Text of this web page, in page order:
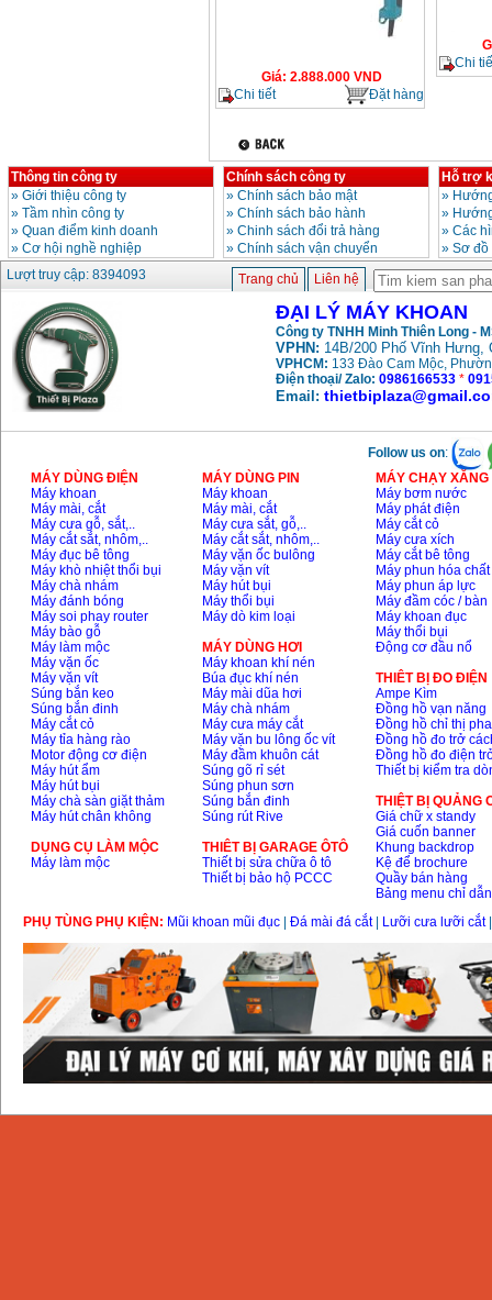
Giá: 2.888.000VND
Chi tiết
Đặt hàng
Chi
Thông tin công ty
» Giới thiệu công ty
» Tầm nhìn công ty
» Quan điểm kinh doanh
» Cơ hội nghề nghiệp
Chính sách công ty
» Chính sách bảo mật
» Chính sách bảo hành
» Chinh sách đổi trả hàng
» Chính sách vận chuyển
Hỗ trợ
»
»
» Các
» Sơ
Lượt truy cập: 8394093
Trang chủ Liên hệ
ĐẠI LÝ MÁY KHOAN
Công ty TNHH Minh Thiên Long -
VPHN: 14B/200 Phố Vĩnh Hưng,
VPHCM: 133 Đào Cam Mộc,
Điện thoại/ Zalo: 0986166533 *
Email:
Follow us on:
MÁY DÙNG ĐIỆN
Máy khoan
Máy mài, cắt
Máy cưa gỗ, sắt,..
Máy cắt sắt, nhôm,..
Máy đục bê tông
Máy khò nhiệt thổi bụi
Máy chà nhám
Máy đánh bóng
Máy soi phay router
Máy bào gỗ
Máy làm mộc
Máy vặn ốc
Máy vặn vít
Súng bắn keo
Súng bắn đinh
Máy cắt cỏ
Máy tỉa hàng rào
Motor động cơ điện
Máy hút ẩm
Máy hút bụi
Máy chà sàn giặt thảm
Máy hút chân không
DỤNG CỤ LÀM MỘC
Máy làm mộc
MÁY DÙNG PIN
Máy khoan
Máy mài, cắt
Máy cưa sắt, gỗ,..
Máy cắt sắt, nhôm,..
Máy vặn ốc bulông
Máy vặn vít
Máy hút bụi
Máy thổi bụi
Máy dò kim loại
MÁY DÙNG HƠI
Máy khoan khí nén
Búa đục khí nén
Máy mài dũa hơi
Máy chà nhám
Máy cưa máy cắt
Máy vặn bu lông ốc vít
Máy đầm khuôn cát
Súng gõ rỉ sét
Súng phun sơn
Súng bắn đinh
Súng rút Rive
THIÊT BỊ GARAGE ÔTÔ
Thiết bị sửa chữa ô tô
Thiết bị bảo hộ PCCC
MÁY CHẠY
Máy bơm nước
Máy phát điện
Máy cắt cỏ
Máy cưa xích
Máy cắt bê tông
Máy phun hóa chất
Máy phun áp lực
Máy đầm cóc / bàn
Máy khoan đục
Máy thổi bụi
Động cơ đầu nổ
THIÊT BỊ ĐO ĐIỆN
Ampe Kìm
Đồng hồ vạn năng
Đồng hồ chỉ thị pha
Đồng hồ đo trở
Đồng hồ đo điện
Thiết bị kiểm tra
THIỆT BỊ QUẢNG
Giá chữ x standy
Giá cuốn banner
Khung backdrop
Kệ để brochure
Quầy bán hàng
Bảng menu chỉ dẫn
PHỤ TÙNG PHỤ KIỆN: Mũi khoan mũi đục Đá mài đá cắt| Lưỡi cưa lưỡi cắt